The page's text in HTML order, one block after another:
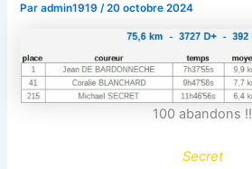
Paradmin1919/20 octobre 2024
100 abandons !!
Secret